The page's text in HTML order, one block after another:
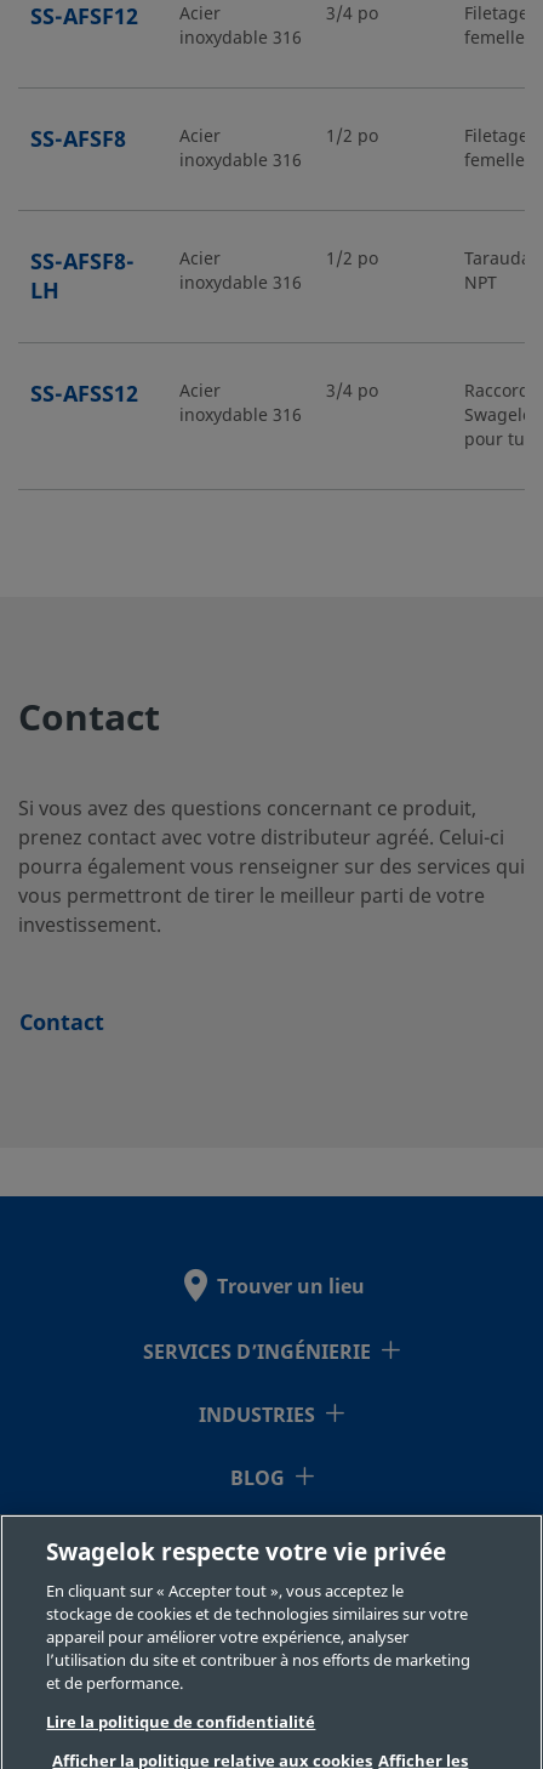
SS-AFSF12
Acier
inoxydable 316
3/4 po
Filetage
femelle
SS-AFSF8
Acier
inoxydable 316
1/2 po
Filetage
femelle
SS-AFSF8-
LH
Acier
inoxydable 316
1/2 po
NPT
SS-AFSS12
Acier
inoxydable 316
3/4 po
Raccord
pour
AFSS12MM-
SS-AFSS16
Acier
inoxydable 316
1 po
Raccord
pour
AFSS16MM
Acier
1/2 po
Contact
Si vous avez des questions concernant ce produit,
prenez contact avec votre distributeur agréé. Celui-ci
pourra également vous renseigner sur des services qui
vous permettront de tirer le meilleur parti de votre
investissement.
Contact
Trouver un lieu
SERVICES D’INGÉNIERIE
INDUSTRIES
BLOG
RESSOURCES
À NOTRE SUJET
Swagelok respecte votre vie privée
En cliquant sur « Accepter tout », vous acceptez le
stockage de cookies et de technologies similaires sur votre
appareil pour améliorer votre expérience, analyser
l’utilisation du site et contribuer à nos efforts de marketing
et de performance.
Lire la politique de confidentialité
Afficher la politique relative aux cookies Afficher les